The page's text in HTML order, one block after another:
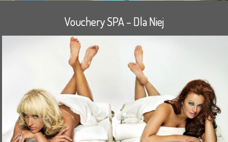
Vouchery SPA – Dla Niej